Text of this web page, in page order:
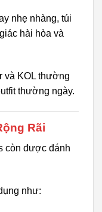
nhẹ nhàng, túi
hài hòa và
và KOL thường
thường ngày.
Rãi
còn được đánh
như: